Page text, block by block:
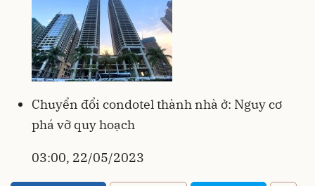
Chuyển đổi condotel thành nhà ở: Nguy cơ
phá vỡ quy hoạch
03:00, 22/05/2023